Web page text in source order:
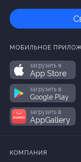
МОБИЛЬНОЕ
загрузить в
App Store
загрузить в
Google Play
загрузить в
AppGallery
КОМПАНИЯ